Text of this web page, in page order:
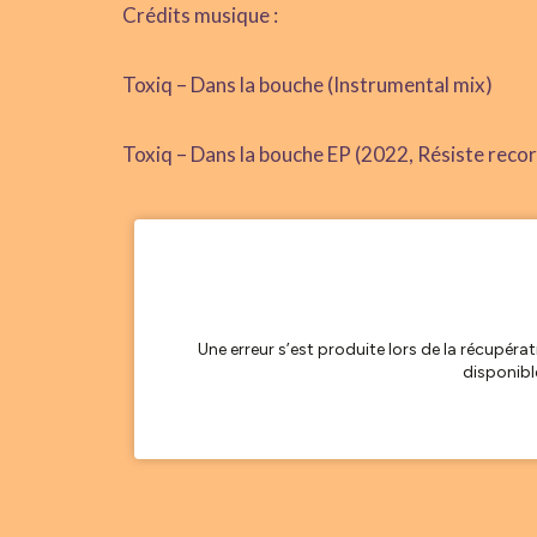
Crédits musique :
Toxiq – Dans la bouche (Instrumental mix)
Toxiq – Dans la bouche EP (2022, Résiste